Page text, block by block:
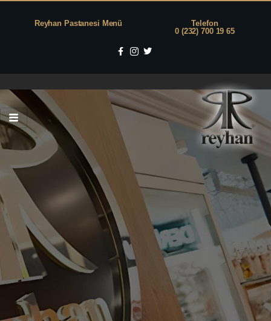
Reyhan Pastanesi Menü
Telefon
0 (232) 700 19 65